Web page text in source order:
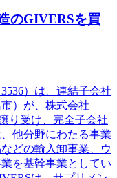
のGIVERSを買
）は、連結子会社
）が、株式会社
り受け、完全子会社
他分野にわたる事業
どの輸入卸事業、ウ
を基幹事業としてい